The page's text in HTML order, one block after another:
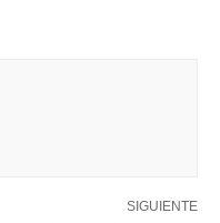
SIGUIENTE